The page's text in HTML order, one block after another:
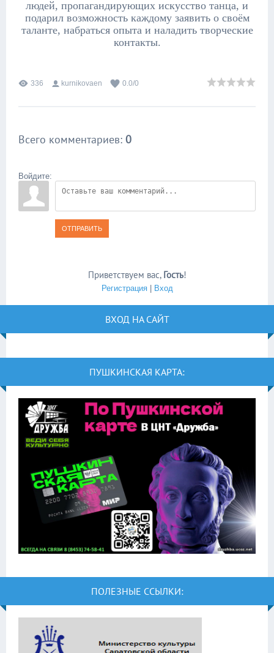
людей, пропагандирующих искусство танца, и
подарил возможность каждому заявить о своём
таланте, набраться опыта и наладить творческие
контакты.
336 kurnikovaen 0.0/0
Всего комментариев: 0
Войдите:
ОТПРАВИТЬ
Приветствуем вас, Гость!
Регистрация| Вход
ВХОД НА САЙТ
ПУШКИНСКАЯ КАРТА:
ПОЛЕЗНЫЕ ССЫЛКИ: